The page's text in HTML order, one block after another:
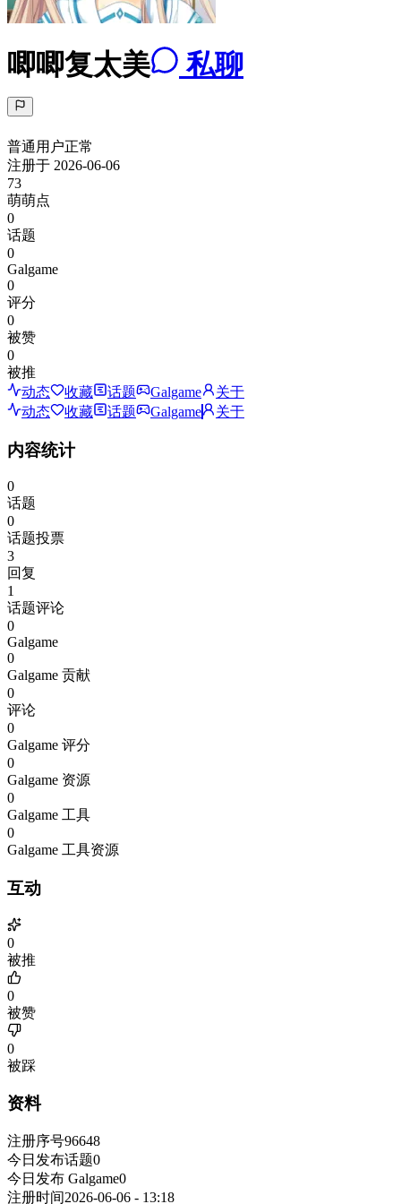
唧唧复太美 私聊
普通用户正常
注册于 2026-06-06
73
萌萌点
0
话题
0
Galgame
0
评分
0
被赞
0
被推
动态
收藏 话题 Galgame
关于
动态
收藏 话题 Galgame 关于
内容统计
0
话题
0
话题投票
3
回复
1
话题评论
0
Galgame
0
Galgame 贡献
0
评论
0
Galgame 评分
0
Galgame 资源
0
Galgame 工具
0
Galgame 工具资源
互动
0
被推
0
被赞
0
被踩
资料
注册序号96648
今日发布话题0
今日发布 Galgame0
注册时间2026-06-06 - 13:18